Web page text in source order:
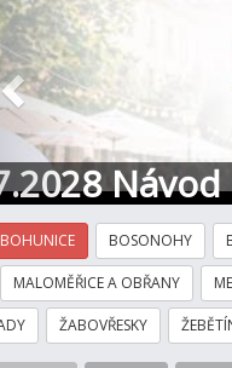
BOHUNICE BOSONOHY
MALOMĚŘICE A OBŘANY
ŽABOVŘESKY